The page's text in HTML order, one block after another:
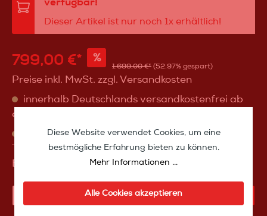
Dieser Artikel ist nur noch 1x erhältlich!
799,00 €* %
1.699,00 €* (52.97% gespart)
Preise inkl. MwSt. zzgl. Versandkosten
innerhalb Deutschlands versandkostenfrei ab
einem Warenwert von 100 Euro
sofort verfügbar, Lieferzeit sofort ab Lager
Takeoff Media, oder Abholung in 56288
Braunshorn (nach Rücksprache)
IN DEN WARENKORB
Diese Website verwendet Cookies, um eine
bestmögliche Erfahrung bieten zu können.
Mehr Informationen ...
Alle Cookies akzeptieren